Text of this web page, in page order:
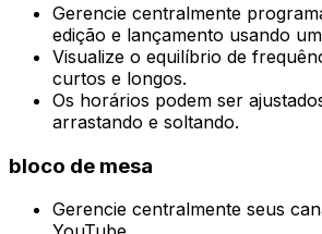
Gerencie centralmente
edição e lançamento usando
Visualize o equilíbrio de
curtos e longos.
Os horários podem ser
arrastando e soltando.
bloco de mesa
Gerencie centralmente seus